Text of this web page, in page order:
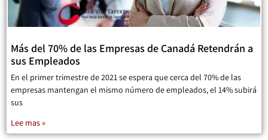
Más del 70% de las Empresas de Canadá Retendrán a
sus Empleados
En el primer trimestre de 2021 se espera que cerca del 70% de las
empresas mantengan el mismo número de empleados, el 14% subirá
sus
Lee mas »